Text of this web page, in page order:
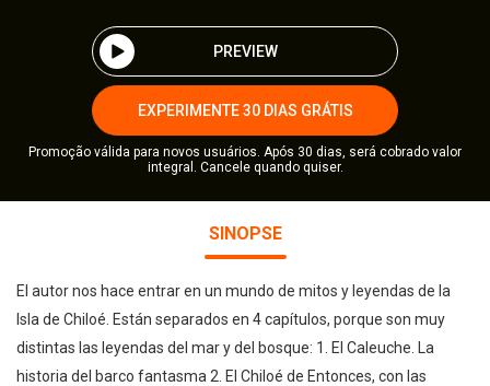
PREVIEW
EXPERIMENTE 30 DIAS GRÁTIS
Promoção válida para novos usuários. Após 30 dias, será cobrado valor
integral. Cancele quando quiser.
SINOPSE
El autor nos hace entrar en un mundo de mitos y leyendas de la
Isla de Chiloé. Están separados en 4 capítulos, porque son muy
distintas las leyendas del mar y del bosque: 1. El Caleuche. La
historia del barco fantasma 2. El Chiloé de Entonces, con las